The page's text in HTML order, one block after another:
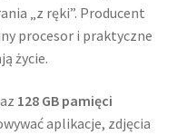
„z ręki”. Producent
procesor i praktyczne
życie.
128 GB pamięci
aplikacje, zdjęcia